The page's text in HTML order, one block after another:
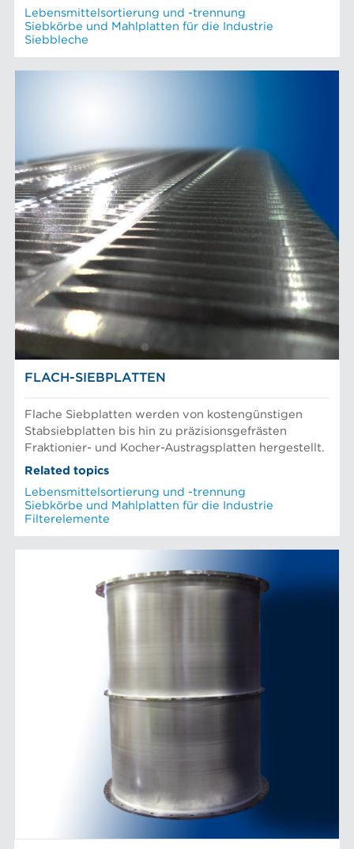
Lebensmittelsortierung und -trennung
Siebkörbe und Mahlplatten für die Industrie
Siebbleche
FLACH-SIEBPLATTEN
Flache Siebplatten werden von kostengünstigen
Stabsiebplatten bis hin zu präzisionsgefrästen
Fraktionier- und Kocher-Austragsplatten hergestellt.
Related topics
Lebensmittelsortierung und -trennung
Siebkörbe und Mahlplatten für die Industrie
Filterelemente